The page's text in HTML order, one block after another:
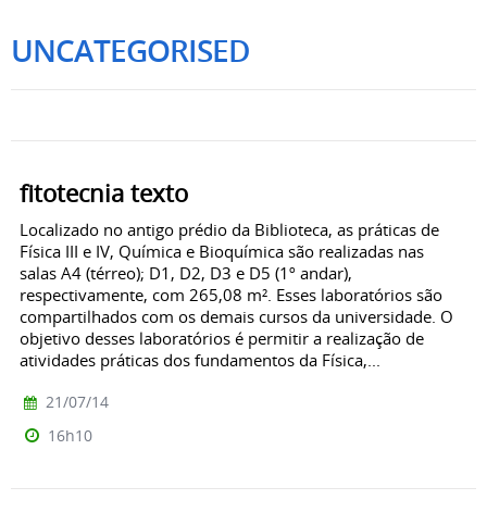
UNCATEGORISED
fitotecnia texto
Localizado no antigo prédio da Biblioteca, as práticas de
Física III e IV, Química e Bioquímica são realizadas nas
salas A4 (térreo); D1, D2, D3 e D5 (1º andar),
respectivamente, com 265,08 m². Esses laboratórios são
compartilhados com os demais cursos da universidade. O
objetivo desses laboratórios é permitir a realização de
atividades práticas dos fundamentos da Física,...
21/07/14
16h10